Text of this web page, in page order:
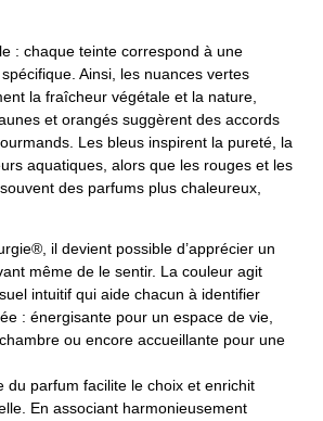
: chaque teinte correspond à une
Ainsi, les nuances vertes
la fraîcheur végétale et la nature,
et orangés suggèrent des accords
Les bleus inspirent la pureté, la
aquatiques, alors que les rouges et les
des parfums plus chaleureux,
il devient possible d’apprécier un
même de le sentir. La couleur agit
intuitif qui aide chacun à identifier
: énergisante pour un espace de vie,
ou encore accueillante pour une
du parfum facilite le choix et enrichit
En associant harmonieusement